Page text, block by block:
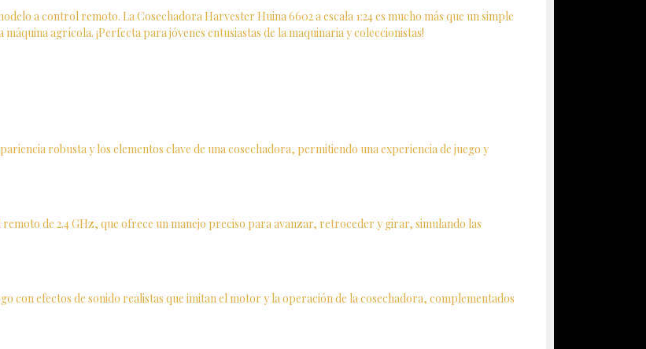
a control remoto. La Cosechadora Harvester Huina 6602 a escala 1:24 es mucho más que un simple
agrícola. ¡Perfecta para jóvenes entusiastas de la maquinaria y coleccionistas!
robusta y los elementos clave de una cosechadora, permitiendo una experiencia de juego y
de 2.4 GHz, que ofrece un manejo preciso para avanzar, retroceder y girar, simulando las
con efectos de sonido realistas que imitan el motor y la operación de la cosechadora, complementados